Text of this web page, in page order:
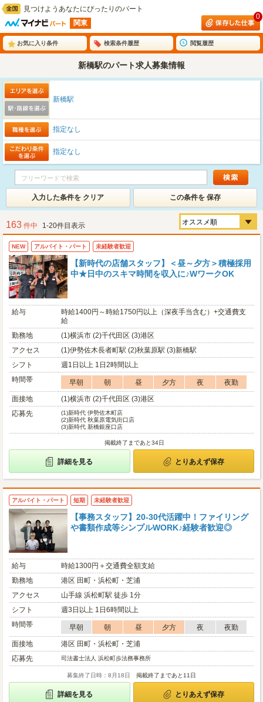
見つけようあなたにぴったりのパート
関東
0
お気に入り条件 検索条件履歴 閲覧履歴
新橋駅のパート求人募集情報
新橋駅
指定なし
指定なし
入力した条件を クリア この条件を 保存
163 件中 1-20件目表示
NEW アルバイト・パート 未経験者歓迎
【新時代の店舗スタッフ】＜昼～夕方＞積極採用
中★日中のスキマ時間を収入に♪WワークOK
給与
時給1400円～時給1750円以上（深夜手当含む）+交通費支
給
勤務地
(1)横浜市 (2)千代田区 (3)港区
アクセス
(1)伊勢佐木長者町駅 (2)秋葉原駅 (3)新橋駅
シフト
週1日以上 1日2時間以上
時間帯
早朝 朝 昼 夕方 夜
夜勤
面接地
(1)横浜市 (2)千代田区 (3)港区
応募先
(1)新時代 伊勢佐木町店
(2)新時代 秋葉原電気街口店
(3)新時代 新橋銀座口店
掲載終了まであと34日
詳細を見る とりあえず保存
アルバイト・パート 短期 未経験者歓迎
【事務スタッフ】20-30代活躍中！ファイリング
や書類作成等シンプルWORK♪経験者歓迎◎
給与
時給1300円＋交通費全額支給
勤務地
港区 田町・浜松町・芝浦
アクセス
山手線 浜松町駅 徒歩 1分
シフト
週3日以上 1日6時間以上
時間帯
早朝 朝 昼 夕方 夜
夜勤
面接地
港区 田町・浜松町・芝浦
応募先
司法書士法人 浜松町歩法務事務所
募集終了日時：8月18日 掲載終了まであと11日
詳細を見る とりあえず保存